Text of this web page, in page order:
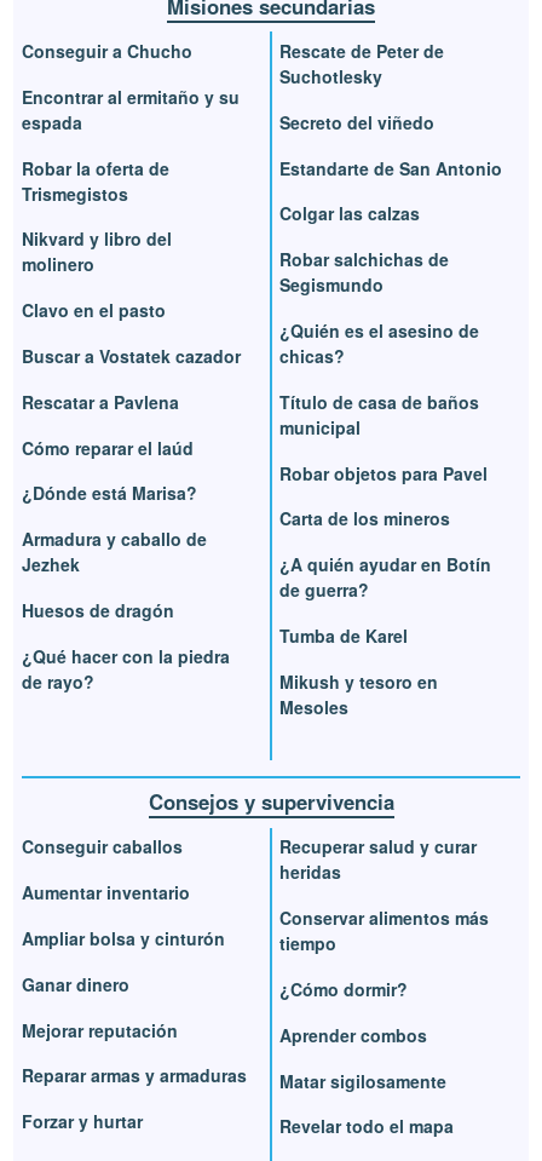
Conseguir a Chucho
Encontrar al ermitaño y su
espada
Robar la oferta de
Trismegistos
Nikvard y libro del
molinero
Clavo en el pasto
Buscar a Vostatek cazador
Rescatar a Pavlena
Cómo reparar el laúd
¿Dónde está Marisa?
Armadura y caballo de
Jezhek
Huesos de dragón
¿Qué hacer con la piedra
de rayo?
Rescate de Peter de
Suchotlesky
Secreto del viñedo
Estandarte de San Antonio
Colgar las calzas
Robar salchichas de
Segismundo
¿Quién es el asesino de
chicas?
Título de casa de baños
municipal
Robar objetos para Pavel
Carta de los mineros
¿A quién ayudar en Botín
de guerra?
Tumba de Karel
Mikush y tesoro en
Mesoles
Consejos y supervivencia
Conseguir caballos
Aumentar inventario
Ampliar bolsa y cinturón
Ganar dinero
Mejorar reputación
Reparar armas y armaduras
Forzar y hurtar
Recuperar salud y curar
heridas
Conservar alimentos más
tiempo
¿Cómo dormir?
Aprender combos
Matar sigilosamente
Revelar todo el mapa